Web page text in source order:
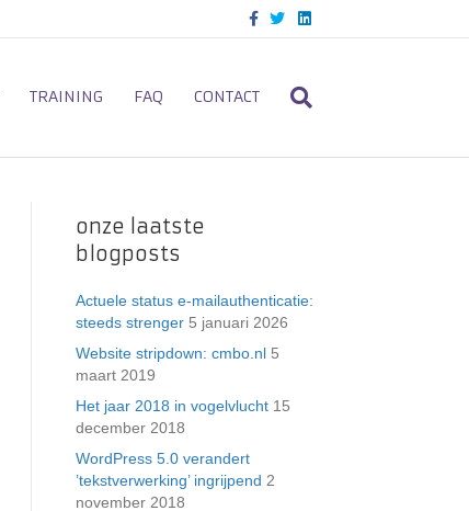
c
o
o
T
i
e
L
n
d
TRAINING FAQ CONTACT
onze laatste
blogposts
Actuele status e-mailauthenticatie:
steeds strenger 5 januari 2026
Website stripdown: cmbo.nl 5
maart 2019
Het jaar 2018 in vogelvlucht 15
december 2018
WordPress 5.0 verandert
’tekstverwerking’ ingrijpend 2
november 2018